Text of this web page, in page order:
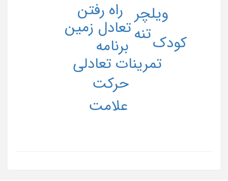
برنامه
تعادل
تمرینات تعادلی
تنه
حرکت
راه رفتن
زمین
علامت
ویلچر
کودک